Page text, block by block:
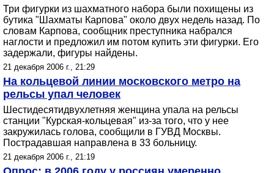
Три фигурки из шахматного набора были похищены из
бутика "Шахматы Карпова" около двух недель назад. По
словам Карпова, сообщник преступника набрался
наглости и предложил им потом купить эти фигурки. Его
задержали, фигуры найдены.
21 декабря 2006 г., 21:29
На кольцевой линии московского метро на
рельсы упал человек
Шестидесятидвухлетняя женщина упала на рельсы
станции "Курская-кольцевая" из-за того, что у нее
закружилась голова, сообщили в ГУВД Москвы.
Пострадавшая направлена в 33 больницу.
21 декабря 2006 г., 21:19